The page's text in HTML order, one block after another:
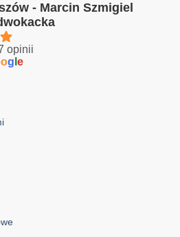
- Marcin Szmigiel
opinii
og e